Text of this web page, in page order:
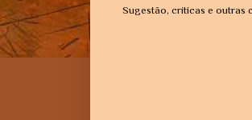
Sugestão, críticas e outras